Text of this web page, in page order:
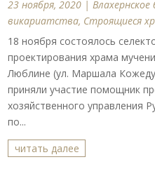
23 ноября, 2020 |Влахернское
викариатства, Строящиеся
18 ноября состоялось
проектирования храма
Люблине (ул. Маршала
приняли участие помощник
хозяйственного управления
по...
читать далее